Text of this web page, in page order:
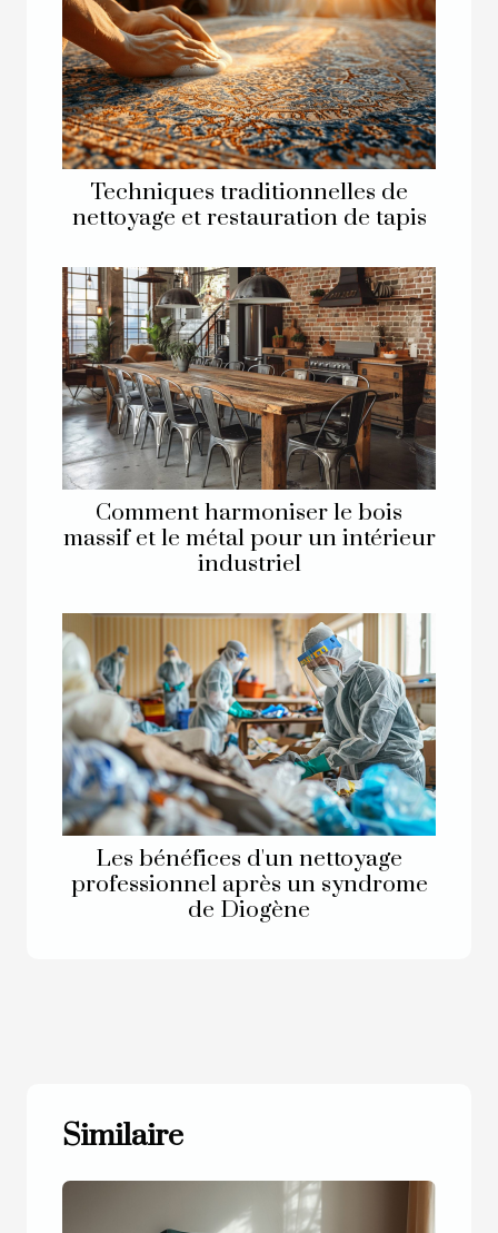
Techniques traditionnelles de
nettoyage et restauration de tapis
Comment harmoniser le bois
massif et le métal pour un intérieur
industriel
Les bénéfices d'un nettoyage
professionnel après un syndrome
de Diogène
Similaire